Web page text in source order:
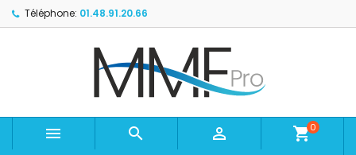
Téléphone: 01.48.91.20.66
   shopping_cart0